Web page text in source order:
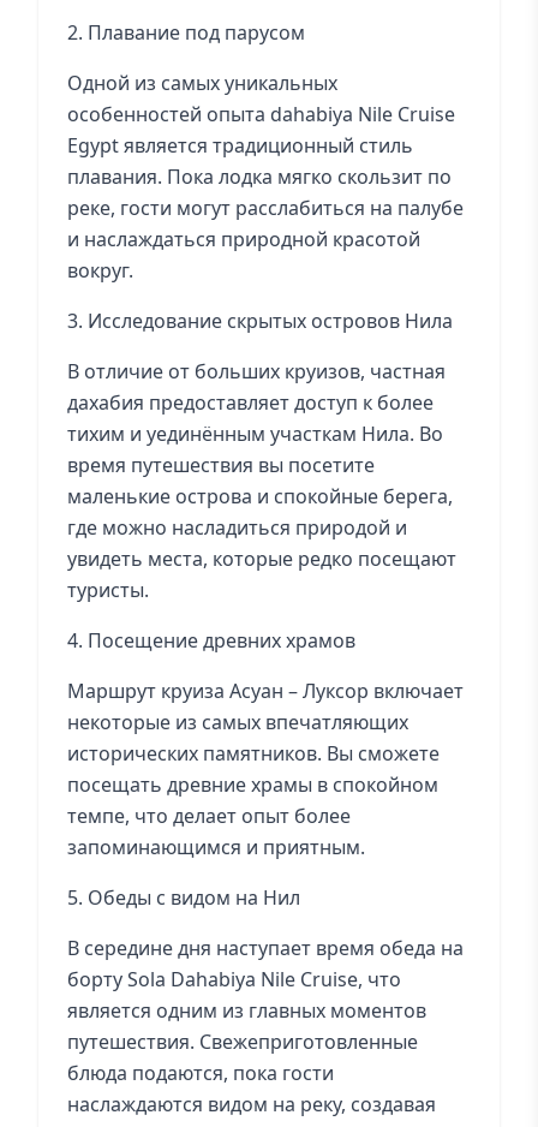
2. Плавание под парусом
Одной из самых уникальных
особенностей опыта dahabiya Nile Cruise
Egypt является традиционный стиль
плавания. Пока лодка мягко скользит по
реке, гости могут расслабиться на палубе
и наслаждаться природной красотой
вокруг.
3. Исследование скрытых островов Нила
В отличие от больших круизов, частная
дахабия предоставляет доступ к более
тихим и уединённым участкам Нила. Во
время путешествия вы посетите
маленькие острова и спокойные берега,
где можно насладиться природой и
увидеть места, которые редко посещают
туристы.
4. Посещение древних храмов
Маршрут круиза Асуан – Луксор включает
некоторые из самых впечатляющих
исторических памятников. Вы сможете
посещать древние храмы в спокойном
темпе, что делает опыт более
запоминающимся и приятным.
5. Обеды с видом на Нил
В середине дня наступает время обеда на
борту Sola Dahabiya Nile Cruise, что
является одним из главных моментов
путешествия. Свежеприготовленные
блюда подаются, пока гости
наслаждаются видом на реку, создавая